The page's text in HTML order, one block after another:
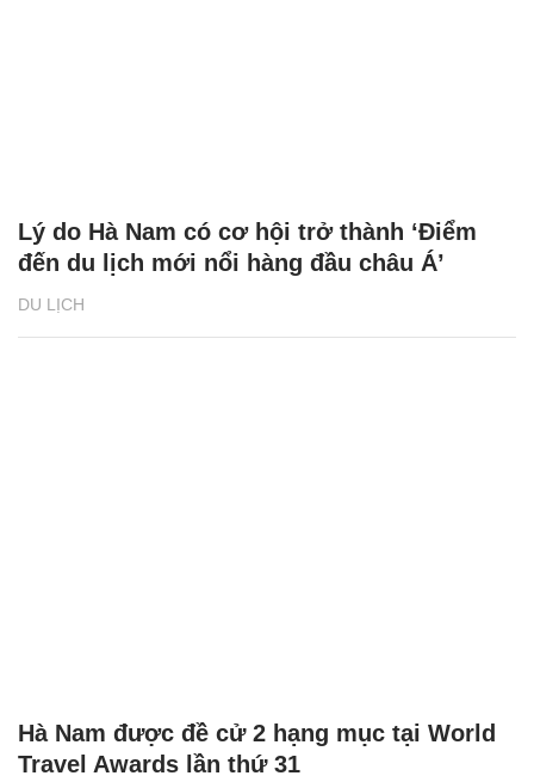
DU LỊCH
Lý do Hà Nam có cơ hội trở thành ‘Điểm
đến du lịch mới nổi hàng đầu châu Á’
Hà Nam được đề cử 2 hạng mục tại World
Travel Awards lần thứ 31